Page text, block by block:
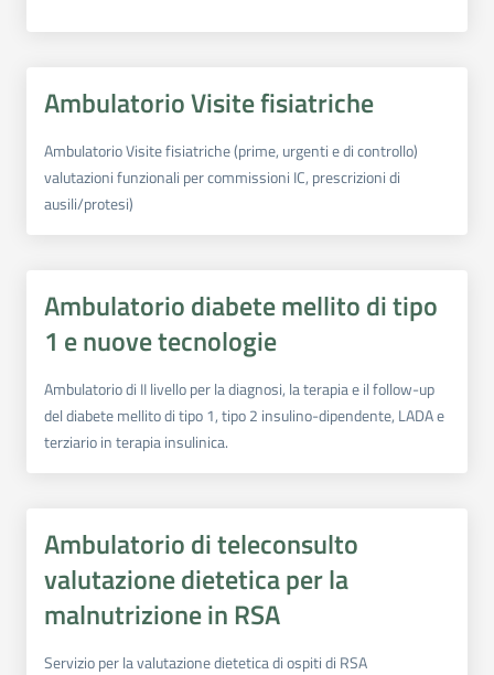
Ambulatorio Visite fisiatriche
Ambulatorio Visite fisiatriche (prime, urgenti e di controllo)
valutazioni funzionali per commissioni IC, prescrizioni di
ausili/protesi)
Ambulatorio diabete mellito di tipo
1 e nuove tecnologie
Ambulatorio di II livello per la diagnosi, la terapia e il follow-up
del diabete mellito di tipo 1, tipo 2 insulino-dipendente, LADA e
terziario in terapia insulinica.
Ambulatorio di teleconsulto
valutazione dietetica per la
malnutrizione in RSA
Servizio per la valutazione dietetica di ospiti di RSA